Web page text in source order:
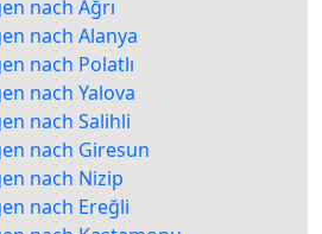
nach Ağrı
nach Alanya
nach Polatlı
nach Yalova
nach Salihli
nach Giresun
nach Nizip
nach Ereğli